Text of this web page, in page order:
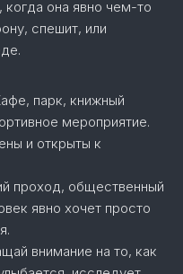
она явно чем-то
спешит, или
парк, книжный
мероприятие.
и открыты к
проход, общественный
явно хочет просто
внимание на то, как